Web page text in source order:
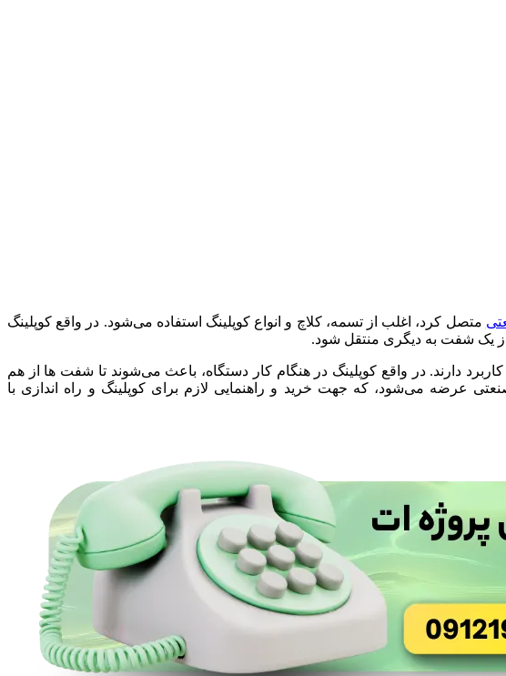
متصل کرد، اغلب از تسمه، کلاچ و انواع کوپلینگ استفاده می‌شود. در واقع کوپلینگ
از یک شفت به دیگری منتقل شود.
دارند. در واقع کوپلینگ در هنگام کار دستگاه، باعث می‌شوند تا شفت ها از هم
عرضه می‌شود، که جهت خرید و راهنمایی لازم برای کوپلینگ و راه اندازی با